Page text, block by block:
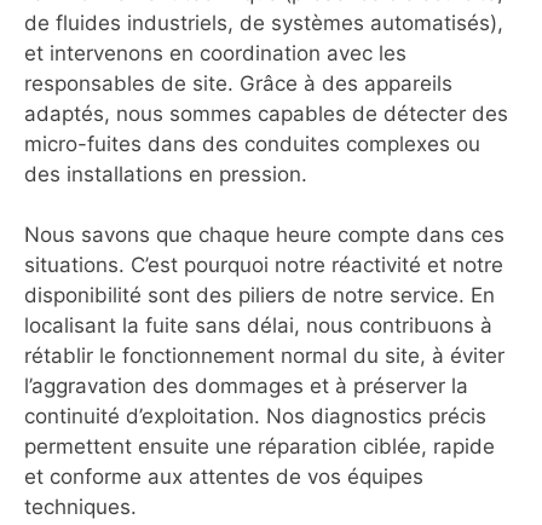
de fluides industriels, de systèmes automatisés),
et intervenons en coordination avec les
responsables de site. Grâce à des appareils
adaptés, nous sommes capables de détecter des
micro-fuites dans des conduites complexes ou
des installations en pression.
Nous savons que chaque heure compte dans ces
situations. C’est pourquoi notre réactivité et notre
disponibilité sont des piliers de notre service. En
localisant la fuite sans délai, nous contribuons à
rétablir le fonctionnement normal du site, à éviter
l’aggravation des dommages et à préserver la
continuité d’exploitation. Nos diagnostics précis
permettent ensuite une réparation ciblée, rapide
et conforme aux attentes de vos équipes
techniques.